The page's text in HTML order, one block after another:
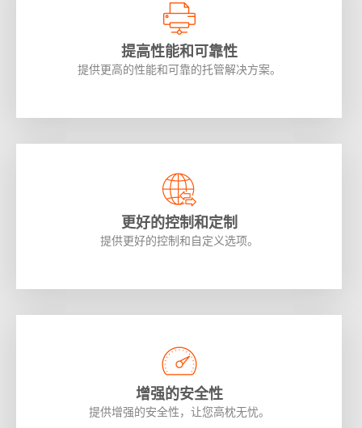
提高性能和可靠性
提供更高的性能和可靠的托管解决方案。
更好的控制和定制
提供更好的控制和自定义选项。
增强的安全性
提供增强的安全性，让您高枕无忧。